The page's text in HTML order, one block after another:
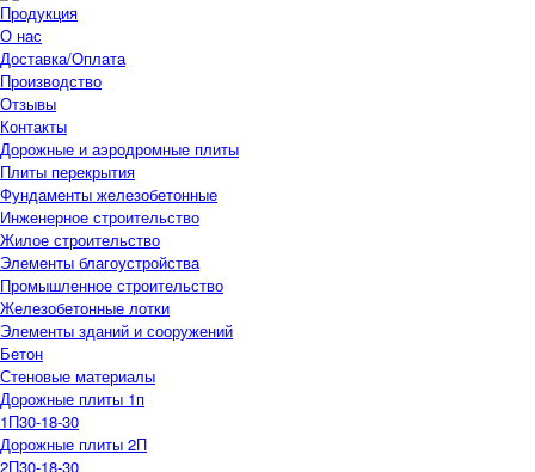
Продукция
О нас
Доставка/Оплата
Производство
Отзывы
Контакты
Дорожные и аэродромные плиты
Плиты перекрытия
Фундаменты железобетонные
Инженерное строительство
Жилое строительство
Элементы благоустройства
Промышленное строительство
Железобетонные лотки
Элементы зданий и сооружений
Бетон
Стеновые материалы
Дорожные плиты 1п
1П30-18-30
Дорожные плиты 2П
2П30-18-30